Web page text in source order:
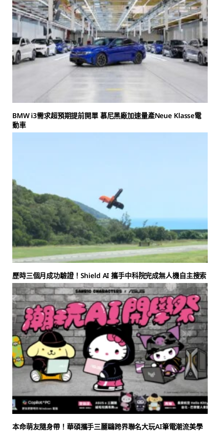
BMW i3需求超預期提前開單 慕尼黑廠加速量產Neue Klasse電
動車
歷時三個月成功驗證！Shield AI 攜手中科院完成無人機自主搜索
本命萌友隨身帶！華碩攜手三麗鷗跨界聯名大玩AI筆電潮流美學